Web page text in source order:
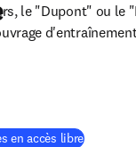
le "Dupont" ou le
en accès libre(